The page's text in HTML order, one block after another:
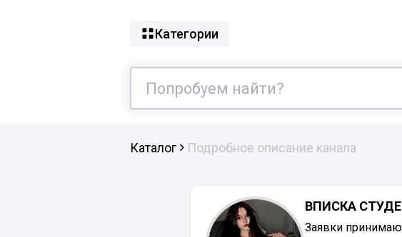
Категории
Каталог Подробное описание канала
ВПИСКА
Заявки